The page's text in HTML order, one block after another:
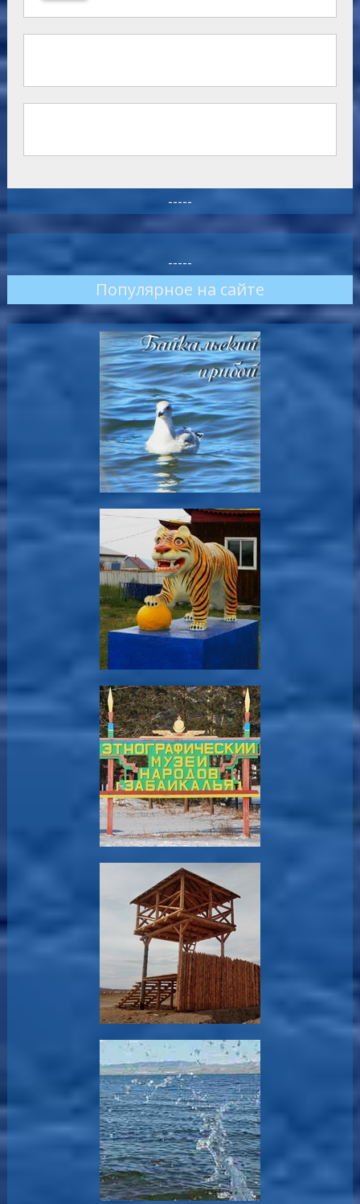
-----
-----
Популярное на сайте